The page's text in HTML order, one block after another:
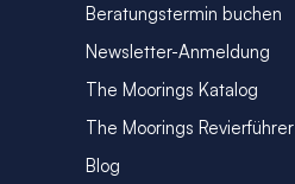
Beratungstermin buchen
Newsletter-Anmeldung
The Moorings Katalog
The Moorings Revierführer
Blog